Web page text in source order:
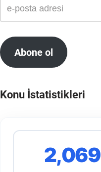
Abone ol
Konu İstatistikleri
2,069